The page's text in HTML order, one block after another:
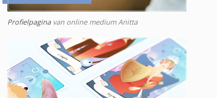
Profielpaginavan online medium Anitta